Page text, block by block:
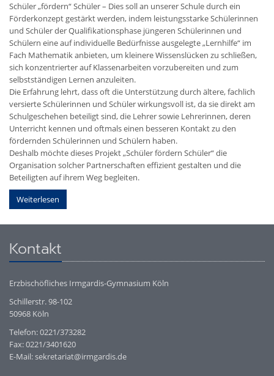
Schüler „fördern“ Schüler – Dies soll an unserer Schule durch ein
Förderkonzept gestärkt werden, indem leistungsstarke Schülerinnen
und Schüler der Qualifikationsphase jüngeren Schülerinnen und
Schülern eine auf individuelle Bedürfnisse ausgelegte „Lernhilfe“ im
Fach Mathematik anbieten, um kleinere Wissenslücken zu schließen,
sich konzentrierter auf Klassenarbeiten vorzubereiten und zum
selbstständigen Lernen anzuleiten.
Die Erfahrung lehrt, dass oft die Unterstützung durch ältere, fachlich
versierte Schülerinnen und Schüler wirkungsvoll ist, da sie direkt am
Schulgeschehen beteiligt sind, die Lehrer sowie Lehrerinnen, deren
Unterricht kennen und oftmals einen besseren Kontakt zu den
fördernden Schülerinnen und Schülern haben.
Deshalb möchte dieses Projekt „Schüler fördern Schüler“ die
Organisation solcher Partnerschaften effizient gestalten und die
Beteiligten auf ihrem Weg begleiten.
Weiterlesen
Kontakt
Erzbischöfliches Irmgardis-Gymnasium Köln
Schillerstr. 98-102
50968 Köln
Telefon: 0221/373282
Fax: 0221/3401620
E-Mail: sekretariat@irmgardis.de